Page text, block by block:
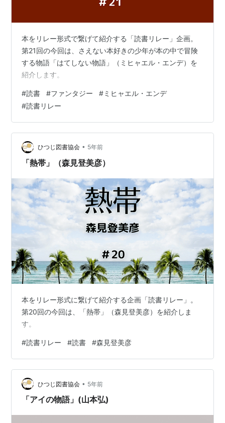
本をリレー形式で繋げて紹介する「読書リレー」企画。
第21回の今回は、さえない本好きの少年が本の中で冒険
する物語「はてしない物語」（ミヒャエル・エンデ）を
紹介します。
#読書 #ファンタジー #ミヒャエル・エンデ
#読書リレー
ひつじ図書協会 • 5年前
「熱帯」（森見登美彦）
本をリレー形式に繋げて紹介する企画「読書リレー」。
第20回の今回は、「熱帯」（森見登美彦）を紹介しま
す。
#読書リレー #読書 #森見登美彦
ひつじ図書協会 • 5年前
「アイの物語」(山本弘)